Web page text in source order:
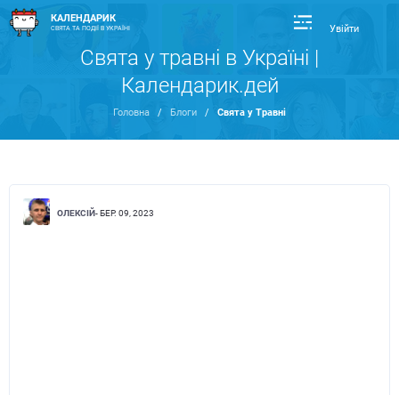
КАЛЕНДАРИК
СВЯТА ТА ПОДІЇ В УКРАЇНІ Увійти
Свята у травні в Україні |
Календарик.дей
Головна / Блоги / Свята у Травні
ОЛЕКСІЙ- БЕР. 09, 2023